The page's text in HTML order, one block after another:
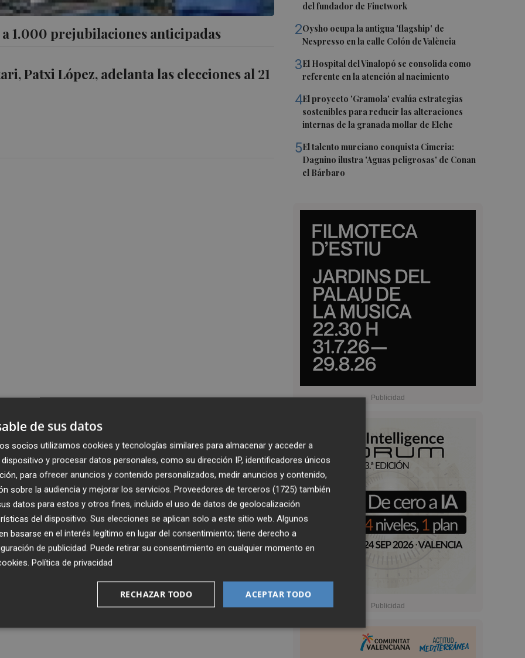
1.000 prejubilaciones anticipadas
Patxi López, adelanta las elecciones al 21
del fundador de Finetwork
2Oysho ocupa la antigua 'flagship' de
Nespresso en la calle Colón de València
3El Hospital del Vinalopó se consolida como
referente en la atención al nacimiento
4El proyecto 'Gramola' evalúa estrategias
sostenibles para reducir las alteraciones
internas de la granada mollar de Elche
5El talento murciano conquista Cimeria:
Dagnino ilustra 'Aguas peligrosas' de Conan
el Bárbaro
de sus datos
socios utilizamos cookies y tecnologías similares para almacenar y acceder a
y procesar datos personales, como su dirección IP, identificadores únicos
para ofrecer anuncios y contenido personalizados, medir anuncios y contenido,
sobre la audiencia y mejorar los servicios. Proveedores de terceros (1725) también
datos para estos y otros fines, incluido el uso de datos de geolocalización
del dispositivo. Sus elecciones se aplican solo a este sitio web. Algunos
basarse en el interés legítimo en lugar del consentimiento; tiene derecho a
de publicidad. Puede retirar su consentimiento en cualquier momento en
. Política de privacidad
ACEPTAR TODO
RECHAZAR TODO